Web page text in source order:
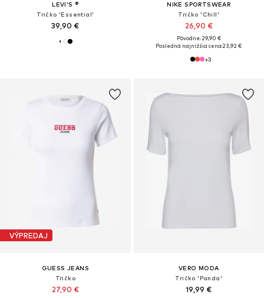
LEVI'S ®
Tričko 'Essential'
39,90 €
NIKE SPORTSWEAR
Tričko 'Chill'
26,90 €
Pôvodne: 29,90 €
Posledná najnižšia cena:23,92 €
+3
VÝPREDAJ
GUESS JEANS
Tričko
27,90 €
VERO MODA
Tričko 'Panda'
19,99 €